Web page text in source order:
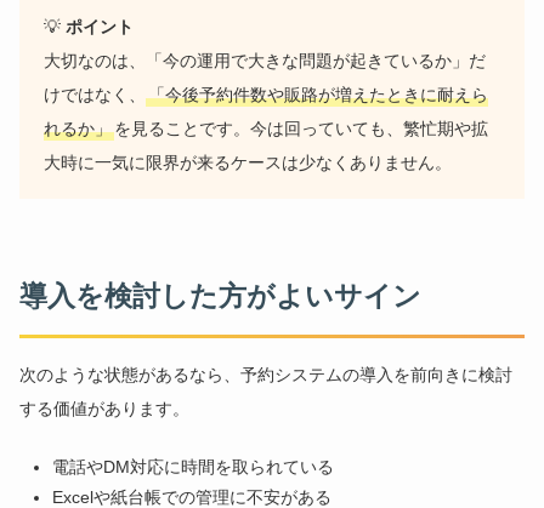
💡ポイント
大切なのは、「今の運用で大きな問題が起きているか」だ
けではなく、「今後予約件数や販路が増えたときに耐えら
れるか」を見ることです。今は回っていても、繁忙期や拡
大時に一気に限界が来るケースは少なくありません。
導入を検討した方がよいサイン
次のような状態があるなら、予約システムの導入を前向きに検討
する価値があります。
電話やDM対応に時間を取られている
Excelや紙台帳での管理に不安がある